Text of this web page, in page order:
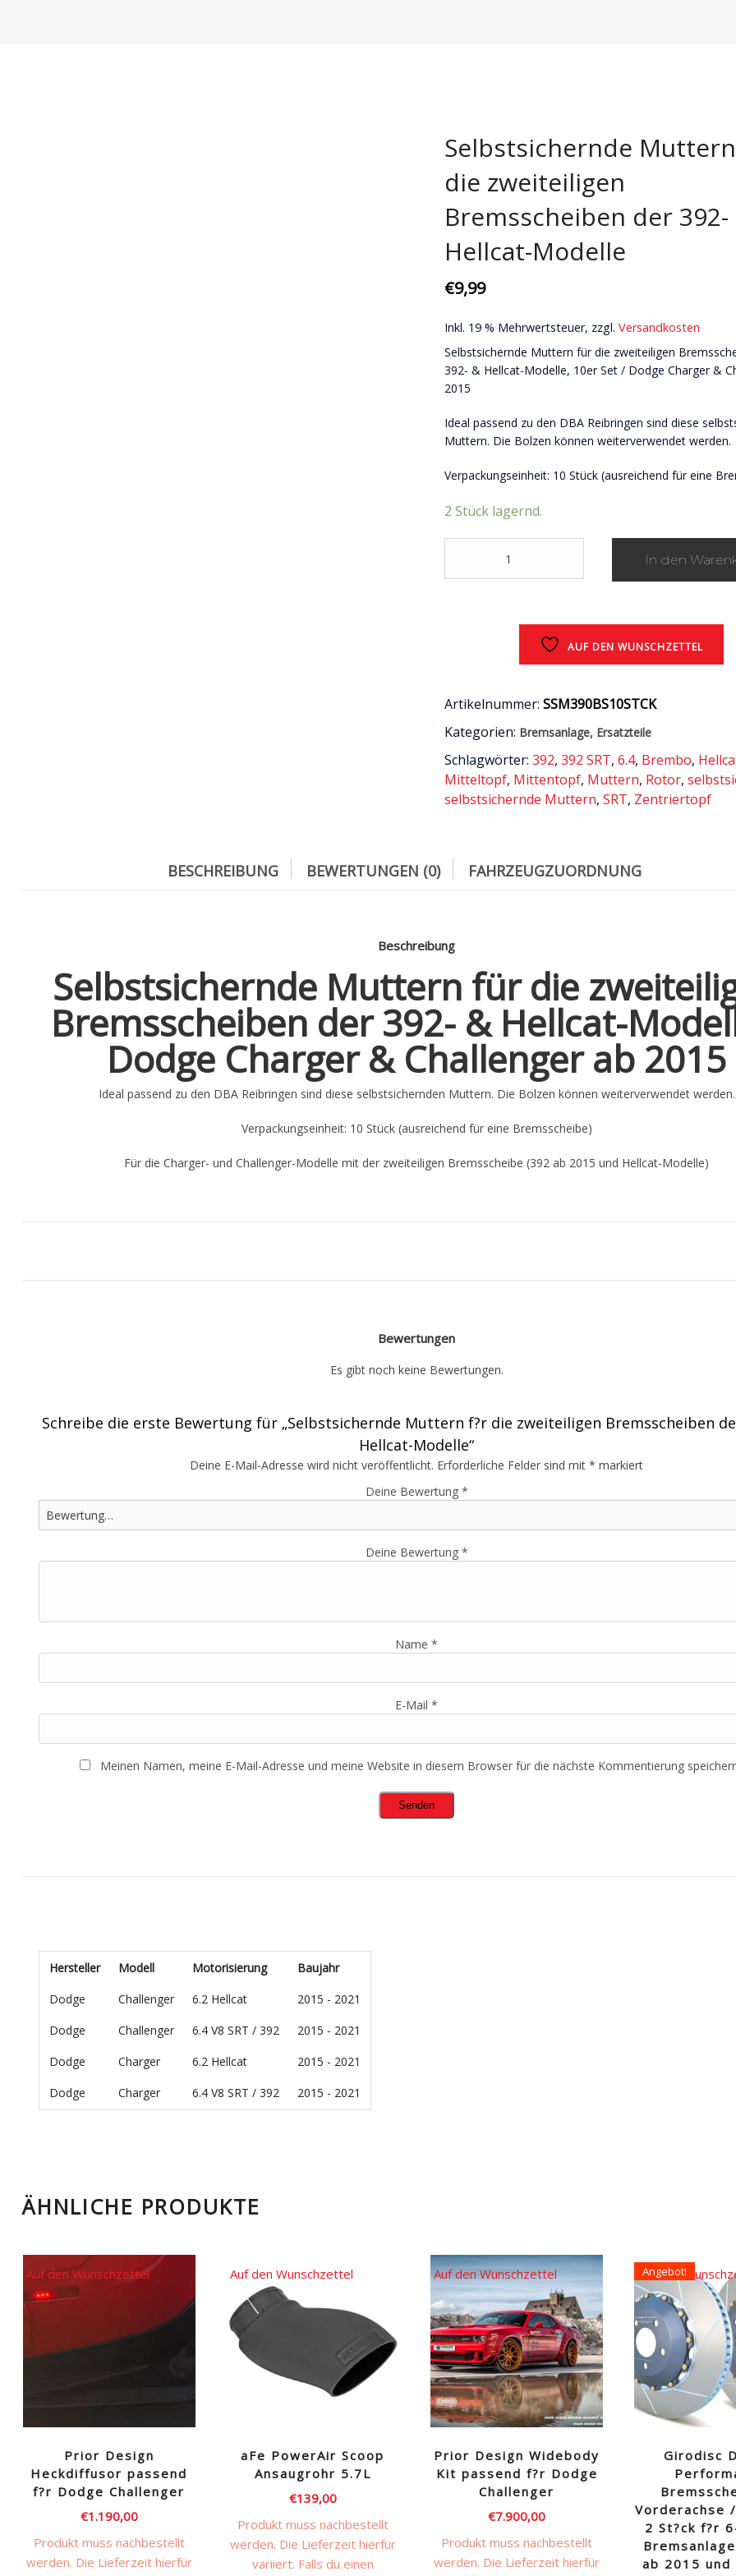
Querlenker
Stabilisatoren
Stoßdämpfer
Zündkerzen US
Selbstsichernde
die zweiteiligen
Bremsscheiben der 392-
Hellcat-Modelle
€9,99
Inkl. 19 % Mehrwertsteuer, zzgl.Versandkosten
Selbstsichernde Muttern für die zweiteiligen
392- & Hellcat-Modelle, 10er Set / Dodge Charger &
2015
Ideal passend zu den DBA Reibringen sind diese
Muttern. Die Bolzen können weiterverwendet werden.
Verpackungseinheit: 10 Stück (ausreichend für eine
2 Stück lagernd.
f?
&
Modelle
Menge
In den
AUF DEN WUNSCHZETTEL
Artikelnummer:SSM390BS10STCK
Kategorien: Bremsanlage, Ersatzteile
Schlagwörter:392,392 SRT,6.4, Brembo,
Mitteltopf, Mittentopf, Muttern, Rotor,
selbstsichernde Muttern,SRT, Zentriertopf
BESCHREIBUNG BEWERTUNGEN (0) FAHRZEUGZUORDNUNG
Beschreibung
Selbstsichernde Muttern für die
Bremsscheiben der 392- & Hellcat-
Dodge Charger & Challenger ab 2015
Ideal passend zu den DBA Reibringen sind diese selbstsichernden Muttern. Die Bolzen können weiterverwendet werden.
Verpackungseinheit: 10 Stück (ausreichend für eine Bremsscheibe)
Für die Charger- und Challenger-Modelle mit der zweiteiligen Bremsscheibe (392 ab 2015 und Hellcat-Modelle)
Bewertungen
Es gibt noch keine Bewertungen.
Schreibe die erste Bewertung für „Selbstsichernde Muttern f?r die zweiteiligen Bremsscheiben
Hellcat-Modelle“
Deine E-Mail-Adresse wird nicht veröffentlicht. Erforderliche Felder sind mit * markiert
Deine Bewertung *
Deine Bewertung *
Name *
E-Mail *
Meinen Namen, meine E-Mail-Adresse und meine Website in diesem Browser für die nächste Kommentierung
Hersteller Modell Motorisierung
Baujahr
Dodge
Challenger 6.2 Hellcat
2015 - 2021
Dodge
Challenger 6.4 V8 SRT / 392
2015 - 2021
Dodge
Charger 6.2 Hellcat
2015 - 2021
Dodge
Charger 6.4 V8 SRT / 392 2015 - 2021
ÄHNLICHE PRODUKTE
Prior Design
Heckdiffusor passend
f?r Dodge Challenger
€1.190,00
Produkt muss nachbestellt
werden. Die Lieferzeit hierfür
Auf den Wunschzettel
aFe PowerAir Scoop
Ansaugrohr 5.7L
€139,00
Produkt muss nachbestellt
werden. Die Lieferzeit hierfür
variiert. Falls du einen
Auf den Wunschzettel
Prior Design Widebody
Kit passend f?r Dodge
Challenger
€7.900,00
Produkt muss nachbestellt
werden. Die Lieferzeit hierfür
Auf den Wunschzettel Angebot!
Girodisc
2 St?ck f?r
ab 2015
Auf den